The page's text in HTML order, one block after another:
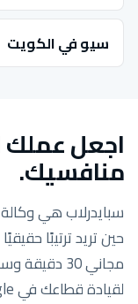
سيو في الكويت
اجعل عملك
منافسيك.
سبايدرلاب هي
حين تريد ترتيبًا
مجاني 30
لقيادة قطاعك في Google الأردن.